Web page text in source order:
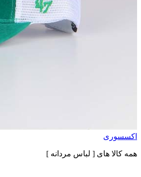
اکسسوری
همه کالا های [ لباس مردانه ]